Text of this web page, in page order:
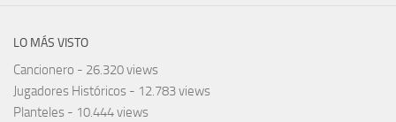
LO MÁS VISTO
Cancionero - 26.320 views
Jugadores Históricos - 12.783 views
Planteles - 10.444 views